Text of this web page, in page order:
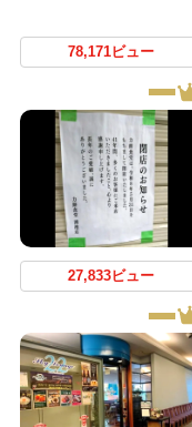
78,171ビュー
27,833ビュー